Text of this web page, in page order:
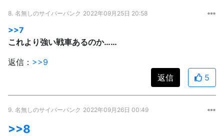
8. 名無しのサイバーパンク 2022年09月25日 20:58
>>7
これより強い戦車あるのか……
返信： >>9
返信
5
9. 名無しのサイバーパンク 2022年09月26日 00:49
>>8